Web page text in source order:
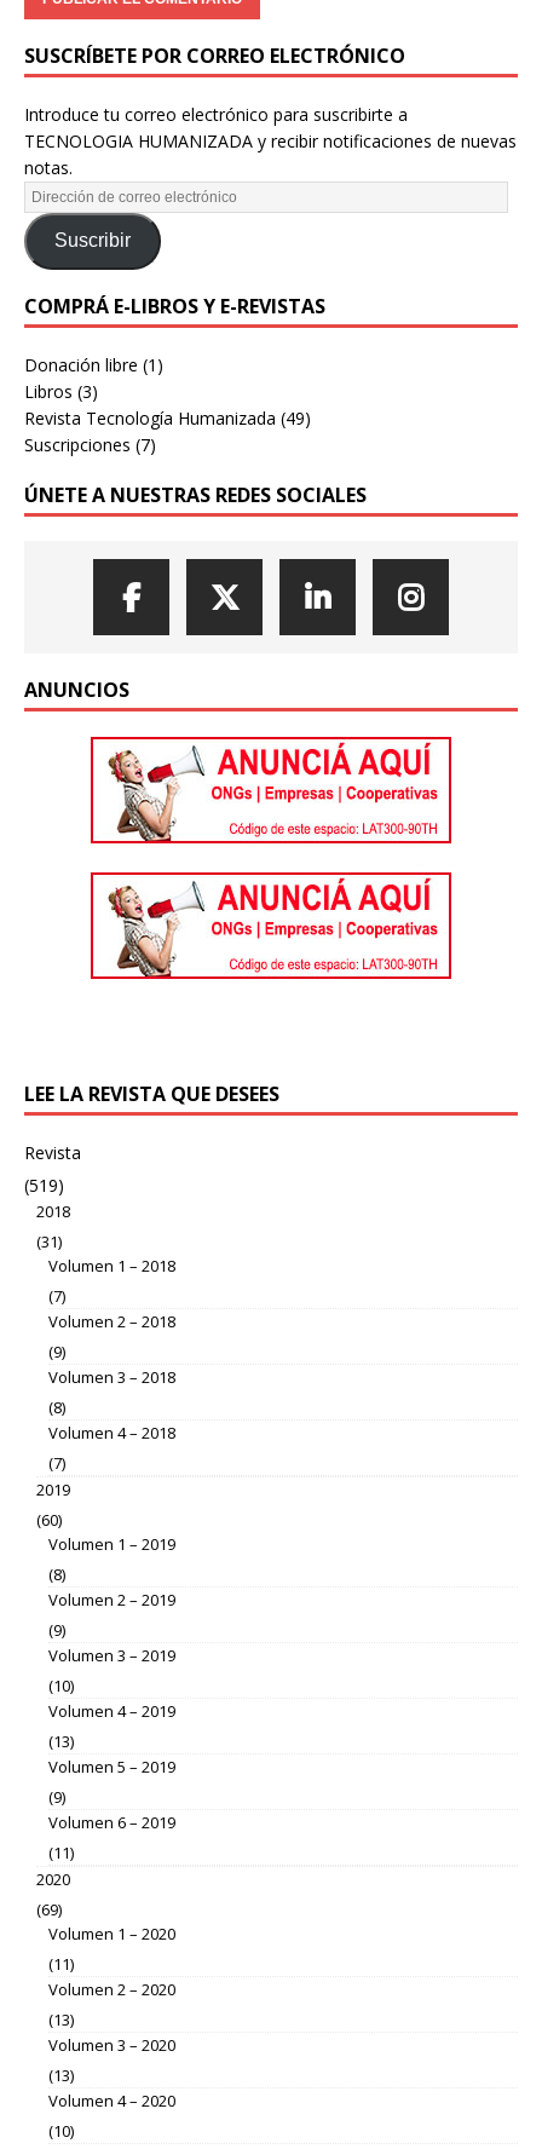
SUSCRÍBETE POR CORREO ELECTRÓNICO
Introduce tu correo electrónico para suscribirte a
TECNOLOGIA HUMANIZADA y recibir notificaciones de nuevas
notas.
Suscribir
COMPRÁ E-LIBROS Y E-REVISTAS
Donación libre (1)
Libros (3)
Revista Tecnología Humanizada (49)
Suscripciones (7)
ÚNETE A NUESTRAS REDES SOCIALES
ANUNCIOS
LEE LA REVISTA QUE DESEES
Revista
(519)
2018
(31)
Volumen 1 – 2018
(7)
Volumen 2 – 2018
(9)
Volumen 3 – 2018
(8)
Volumen 4 – 2018
(7)
2019
(60)
Volumen 1 – 2019
(8)
Volumen 2 – 2019
(9)
Volumen 3 – 2019
(10)
Volumen 4 – 2019
(13)
Volumen 5 – 2019
(9)
Volumen 6 – 2019
(11)
2020
(69)
Volumen 1 – 2020
(11)
Volumen 2 – 2020
(13)
Volumen 3 – 2020
(13)
Volumen 4 – 2020
(10)